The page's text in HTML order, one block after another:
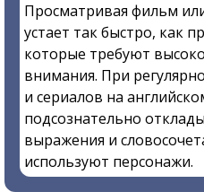
Просматривая фильм
устает так быстро, как
которые требуют
внимания. При
и сериалов на
подсознательно
выражения и
используют персонажи.